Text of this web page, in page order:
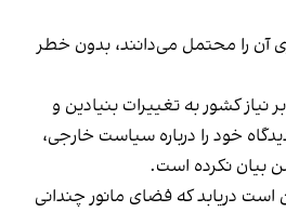
آن را محتمل می‌دانند، بدون خطر
بر نیاز کشور به تغییرات بنیادین و
خود را درباره سیاست خارجی،
بیان نکرده است.
است دریابد که فضای مانور چندانی